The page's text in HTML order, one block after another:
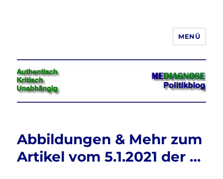
Jeder hat das Recht, seine
Meinung in Wort, Schrift und Bild
frei zu äußern und zu verbreiten
MENÜ
Abbildungen & Mehr zum
Artikel vom 5.1.2021 der …